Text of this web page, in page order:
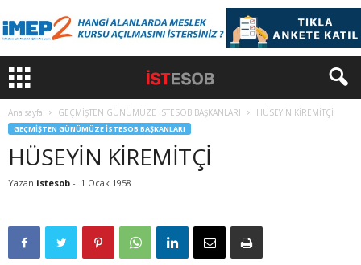
Ana sayfa GEÇMİŞTEN GÜNÜMÜZE İSTESOB BAŞKANLARI HÜSEYİN KİREMİTÇİ
GEÇMİŞTEN GÜNÜMÜZE İSTESOB BAŞKANLARI
HÜSEYİN KİREMİTÇİ
Yazan istesob - 1 Ocak 1958